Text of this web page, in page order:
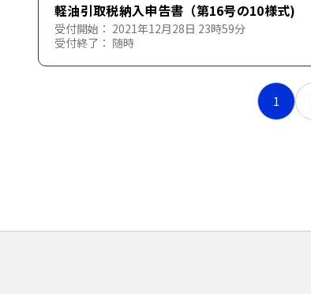
軽油引取税納入申告書（第16号の10様式)
受付開始： 2021年12月28日 23時59分
受付終了： 随時
1